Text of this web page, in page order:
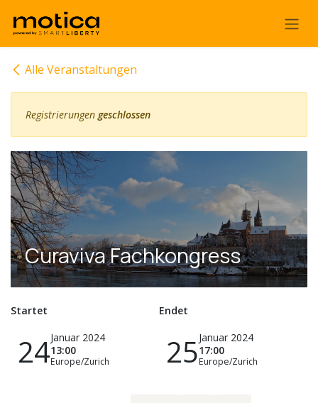
Zum Inhalt springen
Alle Veranstaltungen
Registrierungen geschlossen
Curaviva Fachkongress
Startet
24Januar 2024
13:00
Europe/Zurich
Endet
25Januar 2024
17:00
Europe/Zurich